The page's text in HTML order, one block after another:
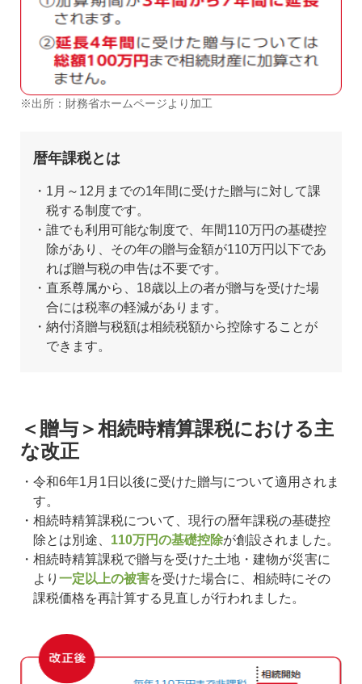
出所：財務省ホームページより加工
暦年課税とは
1月～12月までの1年間に受けた贈与に対して課
税する制度です。
誰でも利用可能な制度で、年間110万円の基礎控
除があり、その年の贈与金額が110万円以下であ
れば贈与税の申告は不要です。
直系尊属から、18歳以上の者が贈与を受けた場
合には税率の軽減があります。
納付済贈与税額は相続税額から控除することが
できます。
＜贈与＞相続時精算課税における主
な改正
令和6年1月1日以後に受けた贈与について適用されま
す。
相続時精算課税について、現行の暦年課税の基礎控
除とは別途、 110万円の基礎控除が創設されました。
相続時精算課税で贈与を受けた土地・建物が災害に
より 一定以上の被害を受けた場合に、相続時にその
課税価格を再計算する見直しが行われました。